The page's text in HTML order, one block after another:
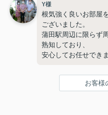
る際の部分までを含め
ご説明ご案内いただ
ました。
蒲田駅周辺、大田区
りましたら是非自信
ご紹介させていただ
Y様
根気強く良いお部屋
ございました。
蒲田駅周辺に限らず
熟知しており、
安心してお任せでき
お客様